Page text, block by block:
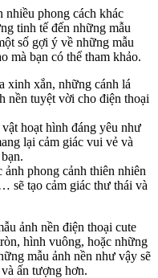
nhiều phong cách khác
tinh tế đến những mẫu
số gợi ý về những mẫu
mà bạn có thể tham khảo.
xinh xắn, những cánh lá
nền tuyệt vời cho điện thoại
hoạt hình đáng yêu như
lại cảm giác vui vẻ và
phong cảnh thiên nhiên
sẽ tạo cảm giác thư thái và
ảnh nền điện thoại cute
hình vuông, hoặc những
mẫu ảnh nền như vậy sẽ
ấn tượng hơn.